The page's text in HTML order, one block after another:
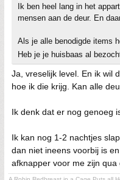
Ik ben heel lang in het
mensen aan de deur. En
Als je alle benodigde items
Heb je je huisbaas al
Ja, vreselijk level. En ik wil
hoe ik die krijg. Kan alle
Ik denk dat er nog genoeg
Ik kan nog 1-2 nachtjes
dan niet ineens voorbij is
afknapper voor me zijn qua